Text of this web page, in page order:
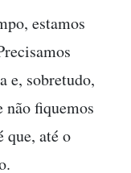
estamos
e, sobretudo,
não fiquemos
que, até o